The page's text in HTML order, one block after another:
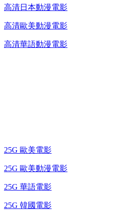
高清日本動漫電影
高清歐美動漫電影
高清華語動漫電影
25G 歐美電影
25G 歐美動漫電影
25G 華語電影
25G 韓國電影